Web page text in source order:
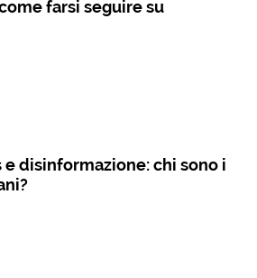
farsi seguire su
disinformazione: chi sono i